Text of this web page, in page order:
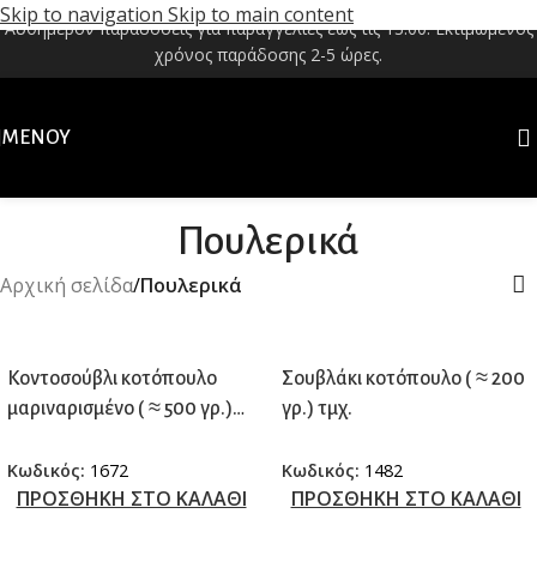
Skip to navigation Skip to main content
Αυθημερόν παραδόσεις για παραγγελίες έως τις 13:00. Εκτιμώμενος
χρόνος παράδοσης 2-5 ώρες.
ΜΕΝΟΎ
Πουλερικά
Αρχική σελίδα/Πουλερικά
Κοντοσούβλι κοτόπουλο
μαριναρισμένο ( ≈ 500 γρ.)
Κωδικός: 1672
ΠΡΟΣΘΗΚΗ ΣΤΟ ΚΑΛΑΘΙ
Σουβλάκι κοτόπουλο ( ≈ 200
γρ.) τμχ.
Κωδικός: 1482
ΠΡΟΣΘΗΚΗ ΣΤΟ ΚΑΛΑΘΙ